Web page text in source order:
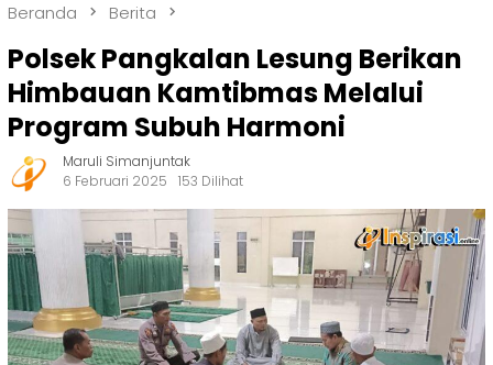
Beranda Berita
Polsek Pangkalan Lesung Berikan
Himbauan Kamtibmas Melalui
Program Subuh Harmoni
Maruli Simanjuntak
6 Februari 2025
153 Dilihat